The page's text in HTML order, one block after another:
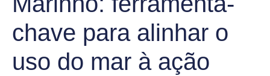
chave para alinhar o
uso do mar à ação